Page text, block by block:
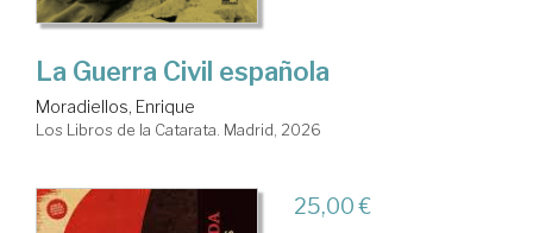
La Guerra Civil española
Moradiellos, Enrique
Los Libros de la Catarata. Madrid, 2026
25,00 €